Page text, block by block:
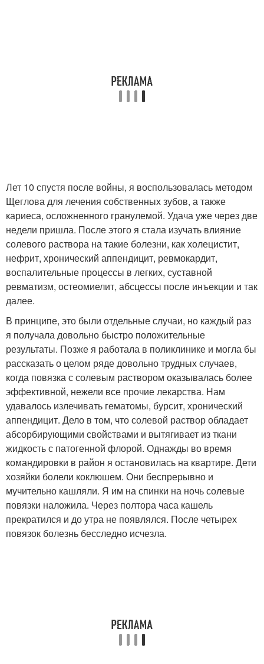
Лет 10 спустя после войны, я воспользовалась методом
Щеглова для лечения собственных зубов, а также
кариеса, осложненного гранулемой. Удача уже через две
недели пришла. После этого я стала изучать влияние
солевого раствора на такие болезни, как холецистит,
нефрит, хронический аппендицит, ревмокардит,
воспалительные процессы в легких, суставной
ревматизм, остеомиелит, абсцессы после инъекции и так
далее.
В принципе, это были отдельные случаи, но каждый раз
я получала довольно быстро положительные
результаты. Позже я работала в поликлинике и могла бы
рассказать о целом ряде довольно трудных случаев,
когда повязка с солевым раствором оказывалась более
эффективной, нежели все прочие лекарства. Нам
удавалось излечивать гематомы, бурсит, хронический
аппендицит. Дело в том, что солевой раствор обладает
абсорбирующими свойствами и вытягивает из ткани
жидкость с патогенной флорой. Однажды во время
командировки в район я остановилась на квартире. Дети
хозяйки болели коклюшем. Они беспрерывно и
мучительно кашляли. Я им на спинки на ночь солевые
повязки наложила. Через полтора часа кашель
прекратился и до утра не появлялся. После четырех
повязок болезнь бесследно исчезла.